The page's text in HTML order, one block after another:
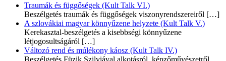
Traumák és függőségek (Kult Talk VI.)
Beszélgetés traumák és függőségek viszonyrendszereiről […]
A szlovákiai magyar könnyűzene helyzete (Kult Talk V.)
Kerekasztal-beszélgetés a kisebbségi könnyűzene
létjogosultságáról […]
Változó rend és múlékony káosz (Kult Talk IV.)
Beszélgetés Füzik Szilviával alkotásról, képzőművészetről